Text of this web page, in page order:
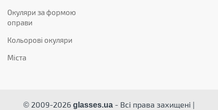
Окуляри за формою
оправи
Кольорові окуляри
Міста
© 2009-2026 glasses.ua - Всі права захищені |